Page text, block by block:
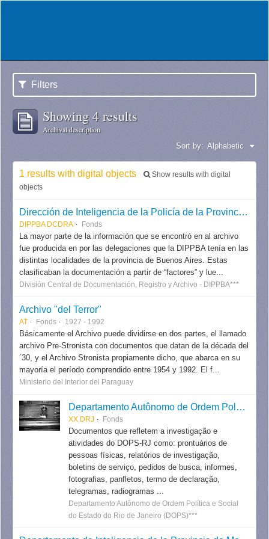
Filters
Showing 4 results
Archival description
Sort by: Alphabetic
1 results with digital objects
Show results with digital
objects
Dirección de Inteligencia de la Policía de la Provincia de Buenos Aires (DIPPBA), División Central de Documentación, Registro y Archivo
DIPPBA DCDRA Fonds
La mayor parte de la información que se encontró en al archivo
fue producida en por las delegaciones que la DIPPBA tenía en las
distintas localidades de la provincia de Buenos Aires. Estas
clasificaban la documentación a partir de “factores” y lue...
División Central de Documentación, Registro y Archivo - DIPPBA***
Archivo "del Terror"
AT Fonds 1927 - 1992
Básicamente el Archivo puede dividirse en dos partes, el llamado
archivo Pre-Stronista con documentos que datan de la década del
´30, y el Archivo Stronista propiamente dicho, que abarca en su
mayoría el período comprendido entre 1954 y 1992. El f...
Ministerio del Interior del Paraguay
Departamento Autônomo de Ordem Política e Social do Estado do Rio de Janeiro
XX DRJ Fonds
Documentos que refletem a investigação e
atividades do DOPS-RJ como: prontuários de
pessoas físicas, relatórios de investigação,
boletins de serviço, pedidos de busca, informes,
fotografias, panfletos, termo de declaração,
telegramas, radiogramas ...
Departamento Autônomo de Ordem Política e Social
do Estado do Rio de Janeiro (DOPS)***